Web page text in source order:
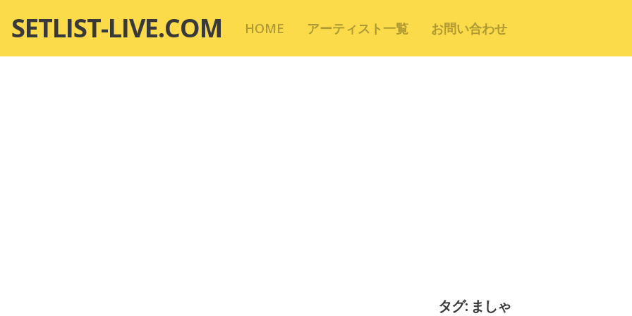
テ
SETLIST-LIVE.COM HOME アーティスト一覧 お問い合わせ
タグ: ましゃ